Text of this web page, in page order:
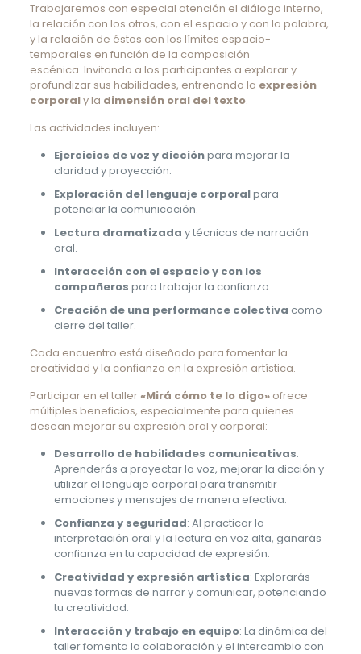
Trabajaremos con especial atención el diálogo interno,
la relación con los otros, con el espacio y con la palabra,
y la relación de éstos con los límites espacio-
temporales en función de la composición
escénica. Invitando a los participantes a explorar y
profundizar sus habilidades, entrenando la expresión
corporaly la dimensión oral del texto.
Las actividades incluyen:
Ejercicios de voz y dicciónpara mejorar la
claridad y proyección.
Exploración del lenguaje corporalpara
potenciar la comunicación.
Lectura dramatizada y técnicas de narración
oral.
Interacción con el espacio y con los
compañeros para trabajar la confianza.
Creación de una performance colectiva como
cierre del taller.
Cada encuentro está diseñado para fomentar la
creatividad y la confianza en la expresión artística.
Participar en el taller «Mirá cómo te lo digo»ofrece
múltiples beneficios, especialmente para quienes
desean mejorar su expresión oral y corporal:
Desarrollo de habilidades comunicativas:
Aprenderás a proyectar la voz, mejorar la dicción y
utilizar el lenguaje corporal para transmitir
emociones y mensajes de manera efectiva.
Confianza y seguridad: Al practicar la
interpretación oral y la lectura en voz alta, ganarás
confianza en tu capacidad de expresión.
Creatividad y expresión artística: Explorarás
nuevas formas de narrar y comunicar, potenciando
tu creatividad.
Interacción y trabajo en equipo: La dinámica del
taller fomenta la colaboración y el intercambio con